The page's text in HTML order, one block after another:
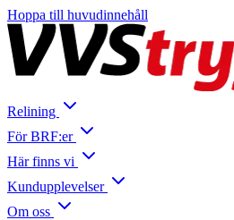
Hoppa till huvudinnehåll
Relining
För BRF:er
Här finns vi
Kundupplevelser
Om oss